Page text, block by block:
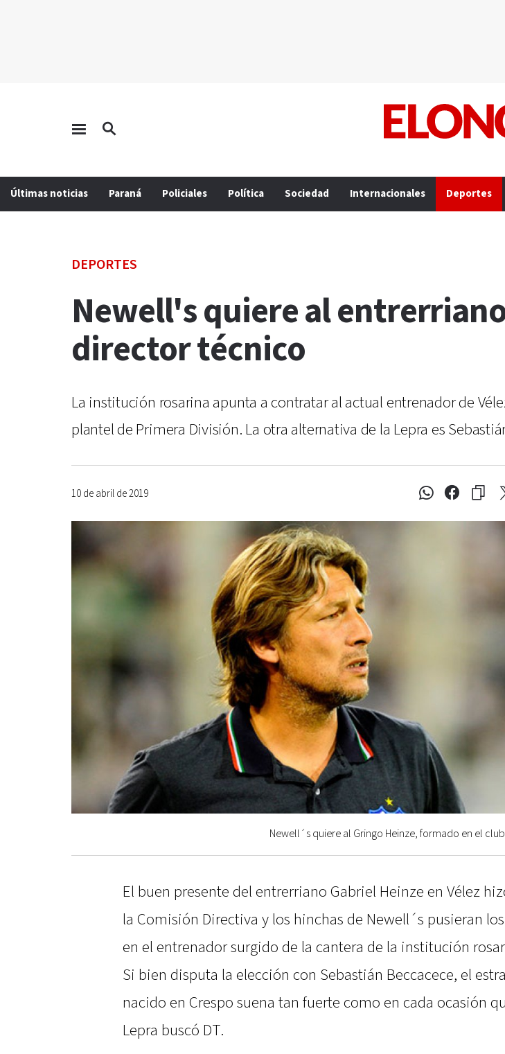
Últimas noticias Paraná Policiales Política Sociedad Internacionales Deportes
DEPORTES
Newell's quiere al
director técnico
La institución rosarina apunta a contratar al actual entrenador de
plantel de Primera División. La otra alternativa de la Lepra es
10 de abril de 2019
Newell´s quiere al Gringo Heinze, formado en el
El buen presente del entrerriano Gabriel Heinze en Vélez
la Comisión Directiva y los hinchas de Newell´s pusieran
en el entrenador surgido de la cantera de la institución
Si bien disputa la elección con Sebastián Beccacece, el
nacido en Crespo suena tan fuerte como en cada ocasión
Lepra buscó DT.